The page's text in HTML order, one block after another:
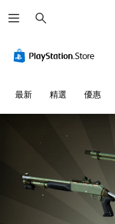
尋
最新 精選 優惠